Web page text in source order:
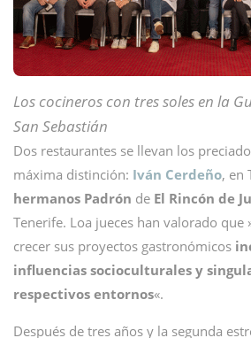
Los cocineros con tres soles en la
San Sebastián
Dos restaurantes se llevan los
máxima distinción: Iván Cerdeño, en
hermanos Padrón de El Rincón de
Tenerife. Loa jueces han valorado que
crecer sus proyectos gastronómicos
influencias socioculturales y
respectivos entornos«.
Después de tres años y la segunda